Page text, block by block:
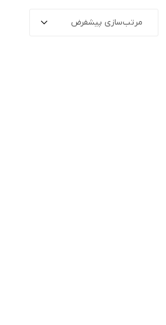
مرتب‌سازی پیشفرض